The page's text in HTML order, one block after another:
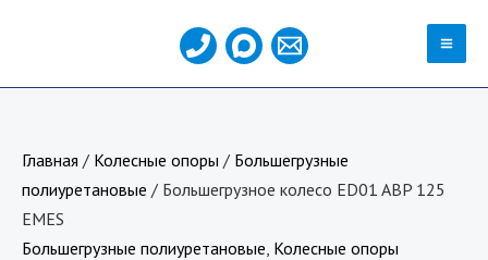
Главная / Колесные опоры / Большегрузные
полиуретановые / Большегрузное колесо ED01 ABP 125
EMES
Большегрузные полиуретановые Колесные опоры
Большегрузное
колесо
ED01
ABP